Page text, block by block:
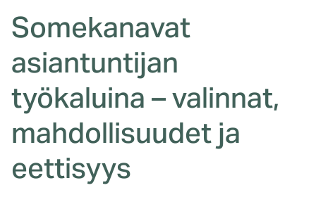
Somekanavat
asiantuntijan
työkaluina – valinnat,
mahdollisuudet ja
eettisyys